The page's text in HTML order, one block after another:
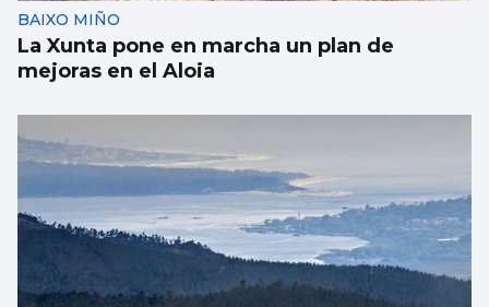
BAIXO MIÑO
La Xunta pone en marcha un plan de
mejoras en el Aloia